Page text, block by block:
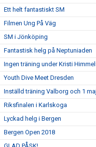
Ett helt fantastiskt SM
Filmen Ung På Väg
SM i Jönköping
Fantastisk helg på Neptuniaden
Ingen träning under Kristi
Youth Dive Meet Dresden
Inställd träning Valborg och 1 maj
Riksfinalen i Karlskoga
Lyckad helg i Bergen
Bergen Open 2018